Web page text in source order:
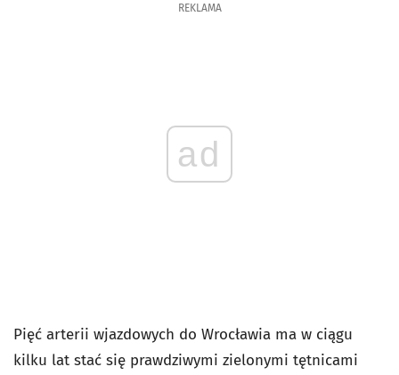
REKLAMA
ad
Pięć arterii wjazdowych do Wrocławia ma w ciągu
kilku lat stać się prawdziwymi zielonymi tętnicami